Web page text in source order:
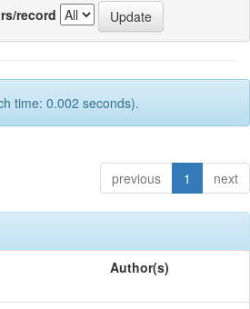
record
time: 0.002 seconds).
previous 1 next
Author(s)